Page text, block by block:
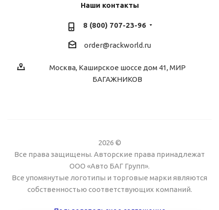
Наши контакты
8 (800) 707-23-96
order@rackworld.ru
Москва, Каширское шоссе дом 41, МИР
БАГАЖНИКОВ
2026 ©
Все права защищены. Авторские права принадлежат
ООО «Авто БАГ Групп».
Все упомянутые логотипы и торговые марки являются
собственностью соответствующих компаний.